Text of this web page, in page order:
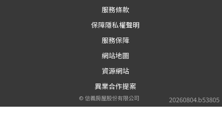
20260804.b53805
服務條款
保障隱私權聲明
服務保障
網站地圖
資源網站
異業合作提案
©信義房屋股份有限公司